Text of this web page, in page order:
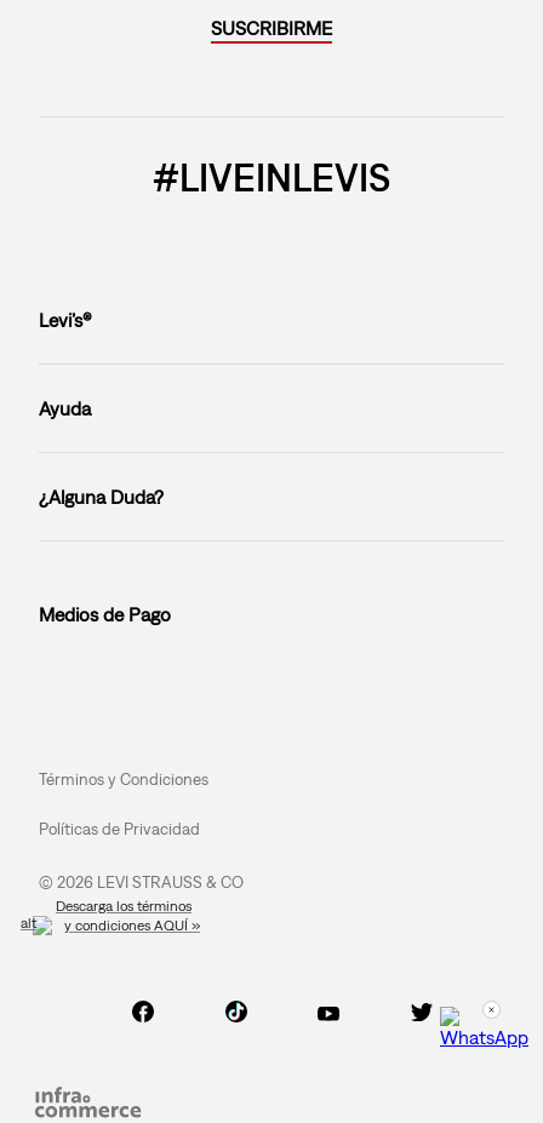
SUSCRIBIRME
#LIVEINLEVIS
Levi’s®
Ayuda
¿Alguna Duda?
Medios de Pago
Términos y Condiciones
Políticas de Privacidad
© 2026 LEVI STRAUSS & CO
Descarga los términos
y condiciones AQUÍ »